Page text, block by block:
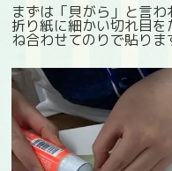
まずは「貝がら」と言わ
折り紙に細かい切れ目
ね合わせてのりで貼りま